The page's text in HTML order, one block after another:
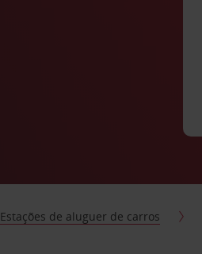
Estações de aluguer de carros